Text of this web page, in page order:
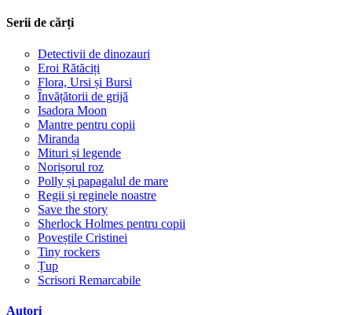
Serii de cărți
Detectivii de dinozauri
Eroi Rătăciți
Flora, Ursi și Bursi
Învățătorii de grijă
Isadora Moon
Mantre pentru copii
Miranda
Mituri și legende
Norișorul roz
Polly și papagalul de mare
Regii și reginele noastre
Save the story
Sherlock Holmes pentru copii
Poveștile Cristinei
Tiny rockers
Țup
Scrisori Remarcabile
Autori